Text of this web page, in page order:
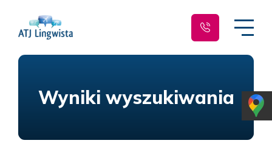
Wyniki wyszukiwania